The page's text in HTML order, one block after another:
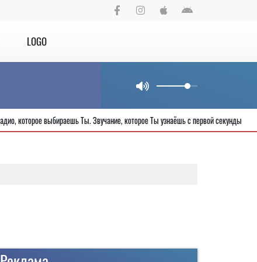
LOGO
Радио, которое выбираешь Ты. Звучание, которое Ты узнаёшь с первой